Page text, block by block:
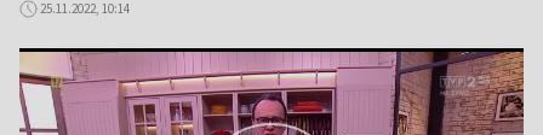
25.11.2022, 10:14